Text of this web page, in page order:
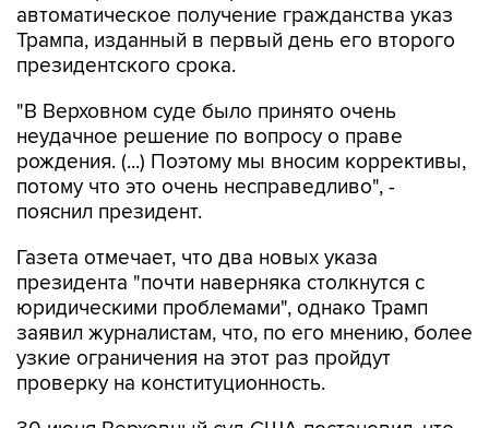
автоматическое получение гражданства указ
Трампа, изданный в первый день его второго
президентского срока.
"В Верховном суде было принято очень
неудачное решение по вопросу о праве
рождения. (...) Поэтому мы вносим коррективы,
потому что это очень несправедливо", -
пояснил президент.
Газета отмечает, что два новых указа
президента "почти наверняка столкнутся с
юридическими проблемами", однако Трамп
заявил журналистам, что, по его мнению, более
узкие ограничения на этот раз пройдут
проверку на конституционность.